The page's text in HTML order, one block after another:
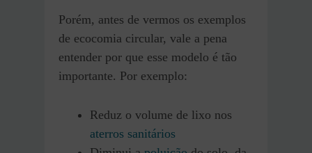
Porém, antes de vermos os exemplos
de ecocomia circular, vale a pena
entender por que esse modelo é tão
importante. Por exemplo:
Reduz o volume de lixo nos
aterros sanitários